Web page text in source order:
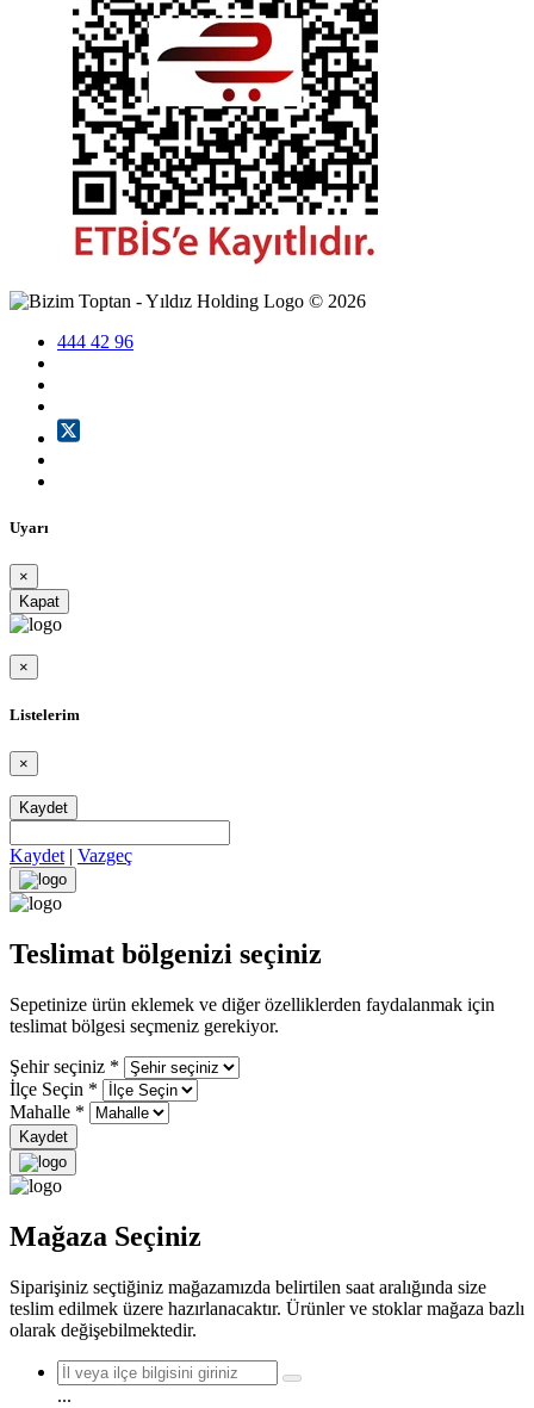
© 2026
444 42 96
Uyarı
×
Kapat
×
Listelerim
×
Kaydet
Kaydet | Vazgeç
Teslimat bölgenizi seçiniz
Sepetinize ürün eklemek ve diğer özelliklerden faydalanmak için
teslimat bölgesi seçmeniz gerekiyor.
Şehir seçiniz *
İlçe Seçin *
Mahalle *
Kaydet
Mağaza Seçiniz
Siparişiniz seçtiğiniz mağazamızda belirtilen saat aralığında size
teslim edilmek üzere hazırlanacaktır. Ürünler ve stoklar mağaza bazlı
olarak değişebilmektedir.
...